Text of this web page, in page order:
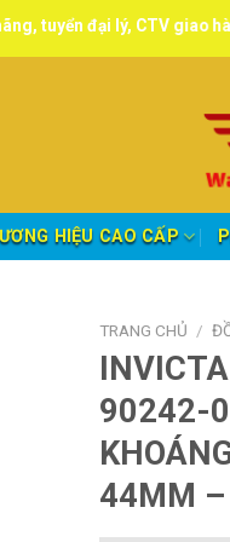
lý, CTV giao hàng toàn
HIỆU CAO CẤP
TRANG CHỦ /
90242-
44MM –